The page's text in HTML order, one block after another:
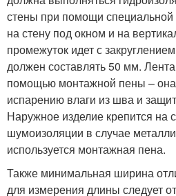
стены при помощи специальной
на стену под окном и на
промежуток идет с
должен составлять 50 мм.
помощью монтажной пены – она
испарению влаги из шва и
Наружное изделие крепится на
шумоизоляции в случае
используется монтажная пена.
Также минимальная ширина
для измерения длины следует